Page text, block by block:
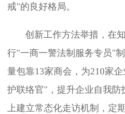
戒"的良好格局。
创新工作方法举措，在
行"一商一警法制服务专员"
量包靠13家商会，为210家
护联络官"，提升企业自我防
上建立常态化走访机制，定